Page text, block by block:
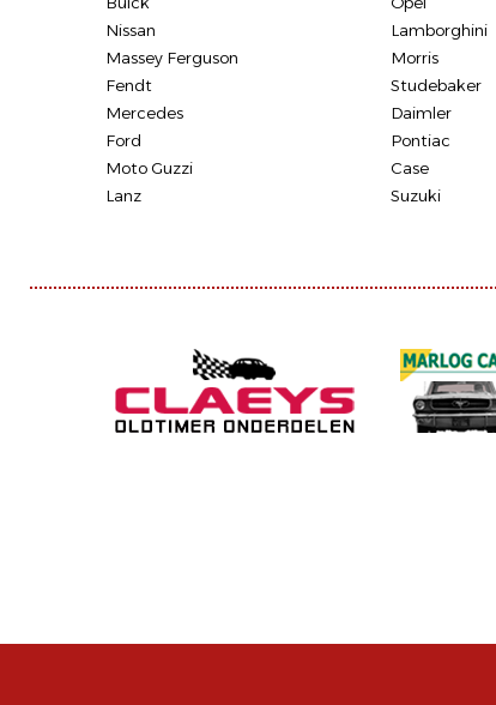
Nissan
Lamborghini
Massey Ferguson
Morris
Fendt
Studebaker
Mercedes
Daimler
Ford
Pontiac
Moto Guzzi
Case
Lanz
Suzuki